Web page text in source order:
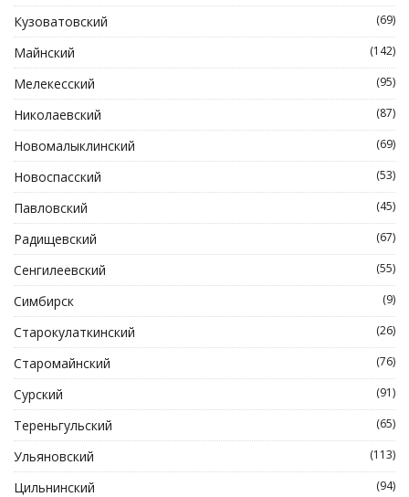
Кузоватовский (69)
Майнский (142)
Мелекесский (95)
Николаевский (87)
Новомалыклинский (69)
Новоспасский (53)
Павловский (45)
Радищевский (67)
Сенгилеевский (55)
Симбирск (9)
Старокулаткинский (26)
Старомайнский (76)
Сурский (91)
Тереньгульский (65)
Ульяновский (113)
Цильнинский (94)